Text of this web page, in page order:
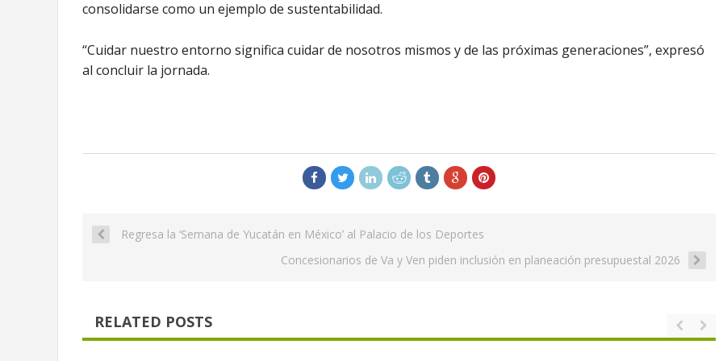
consolidarse como un ejemplo de sustentabilidad.
“Cuidar nuestro entorno significa cuidar de nosotros mismos y de las próximas generaciones”, expresó
al concluir la jornada.
Regresa la ‘Semana de Yucatán en México’ al Palacio de los Deportes
Concesionarios de Va y Ven piden inclusión en planeación presupuestal 2026
RELATED POSTS